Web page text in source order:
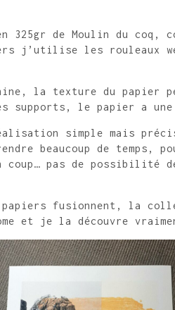
325gr de Moulin du coq,
j’utilise les rouleaux
la texture du papier
supports, le papier a une
simple mais
beaucoup de temps,
coup… pas de possibilité
papiers fusionnent, la
et je la découvre